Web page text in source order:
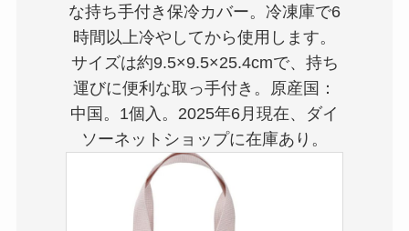
な持ち手付き保冷カバー。冷凍庫で6
時間以上冷やしてから使用します。
サイズは約9.5×9.5×25.4cmで、持ち
運びに便利な取っ手付き。原産国：
中国。1個入。2025年6月現在、ダイ
ソーネットショップに在庫あり。